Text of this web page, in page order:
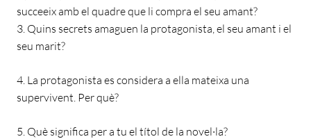
succeeix amb el quadre que li compra el seu amant?
3. Quins secrets amaguen la protagonista, el seu amant i el
seu marit?
4. La protagonista es considera a ella mateixa una
supervivent. Per què?
5. Què significa per a tu el títol de la novel·la?